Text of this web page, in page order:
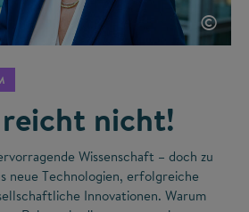
©
reicht nicht!
Wissenschaft – doch zu
neue Technologien, erfolgreiche
Innovationen. Warum